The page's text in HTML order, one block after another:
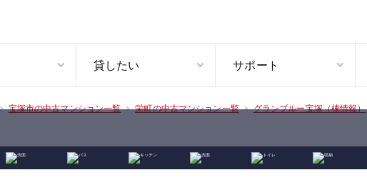
貸したい サポート
宝塚市の中古マンション一覧 栄町の中古マンション一覧 グランブルー宝塚（棟情報）